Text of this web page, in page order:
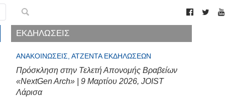
ΕΚΔΗΛΩΣΕΙΣ
ΑΝΑΚΟΙΝΏΣΕΙΣ, ΑΤΖΈΝΤΑ ΕΚΔΗΛΏΣΕΩΝ
Πρόσκληση στην Τελετή Απονομής Βραβείων
«NextGen Arch» | 9 Μαρτίου 2026, JOIST
Λάρισα